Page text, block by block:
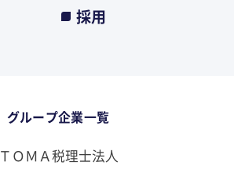
採用
グループ企業一覧
ＴＯＭＡ税理士法人